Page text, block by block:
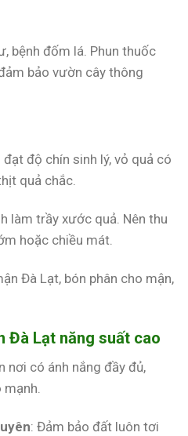
bệnh đốm lá. Phun thuốc
bảo vườn cây thông
độ chín sinh lý, vỏ quả có
quả chắc.
làm trầy xước quả. Nên thu
hoặc chiều mát.
Đà Lạt, bón phân cho mận,
Đà Lạt năng suất cao
nơi có ánh nắng đầy đủ,
: Đảm bảo đất luôn tơi